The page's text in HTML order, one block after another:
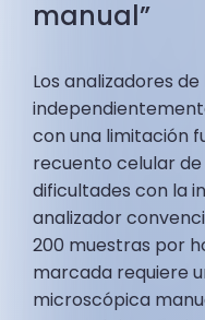
manual”
Los analizadores
con una limitación
recuento celular
dificultades con la
analizador
200 muestras por
marcada requiere
microscópica